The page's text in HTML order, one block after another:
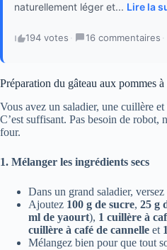
naturellement léger et... Lire la
194 votes · 16 commentaires ·
Préparation du gâteau aux pommes
Vous avez un saladier, une cuillère
C’est suffisant. Pas besoin de robot,
four.
1. Mélanger les ingrédients secs
Dans un grand saladier, versez
Ajoutez 100 g de sucre, 25 g
ml de yaourt), 1 cuillère à
cuillère à café de cannelle et
Mélangez bien pour que tout